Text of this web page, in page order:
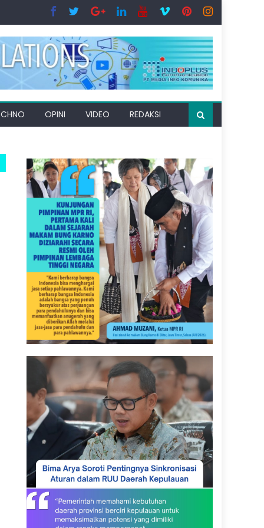
OPINI VIDEO REDAKSI